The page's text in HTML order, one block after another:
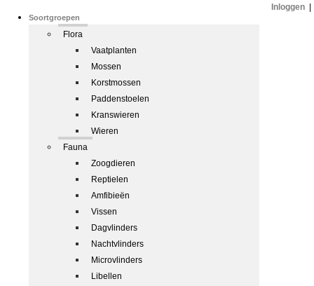
Soortgroepen
Flora
Vaatplanten
Mossen
Korstmossen
Paddenstoelen
Kranswieren
Wieren
Fauna
Zoogdieren
Reptielen
Amfibieën
Vissen
Dagvlinders
Nachtvlinders
Microvlinders
Libellen
Inloggen